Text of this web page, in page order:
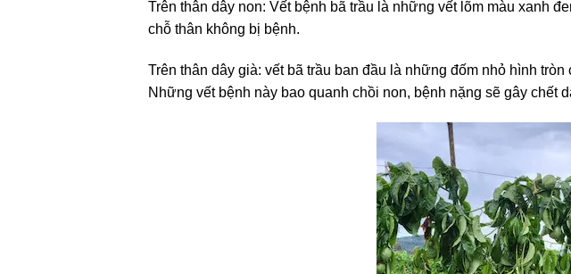
Trên thân dây non: Vết bệnh bã trầu là những vết lõm màu xanh
chỗ thân không bị bệnh.
Trên thân dây già: vết bã trầu ban đầu là những đốm nhỏ hình
Những vết bệnh này bao quanh chồi non, bệnh nặng sẽ gây chết